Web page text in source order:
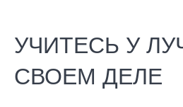
УЧИТЕСЬ У
СВОЕМ ДЕЛЕ